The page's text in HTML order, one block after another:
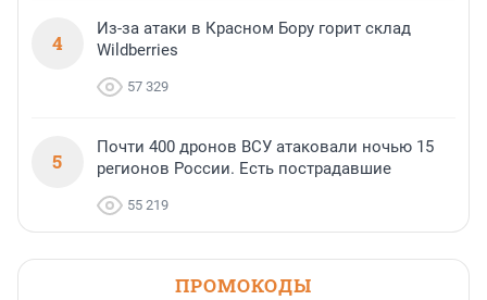
4
Из-за атаки в Красном Бору горит склад
Wildberries
57 329
5
Почти 400 дронов ВСУ атаковали ночью 15
регионов России. Есть пострадавшие
55 219
ПРОМОКОДЫ